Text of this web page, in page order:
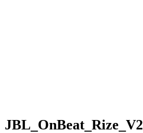
JBL_OnBeat_Rize_V2